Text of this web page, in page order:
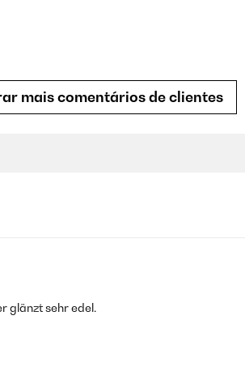
calidad excelente. Perfecto para el
mais comentários de clientes
glänzt sehr edel.